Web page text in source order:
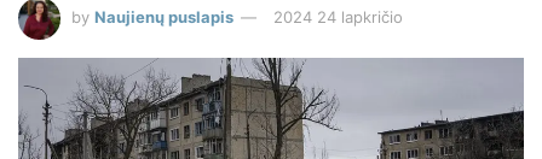
by Naujienų puslapis 2024 24 lapkričio